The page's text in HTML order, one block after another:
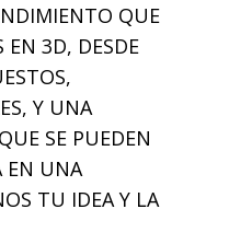
QUE
EN 3D, DESDE
Y UNA
SE PUEDEN
EN UNA
TU IDEA Y LA